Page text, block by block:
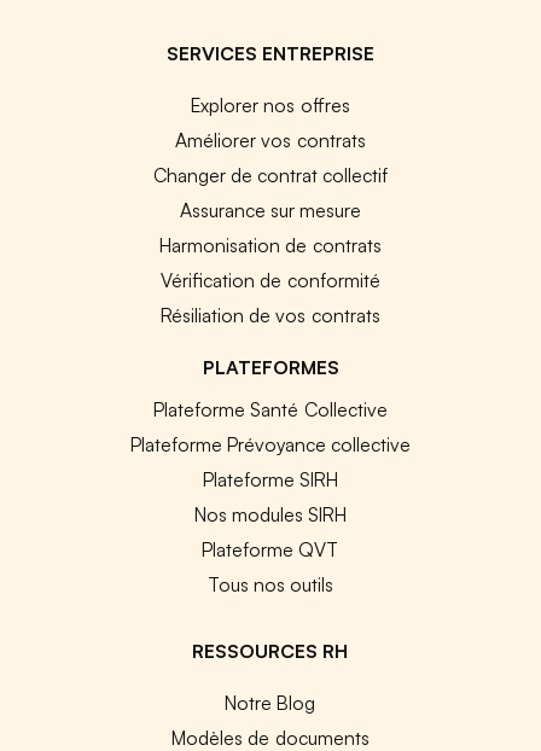
SERVICES ENTREPRISE
Explorer nos offres
Améliorer vos contrats
Changer de contrat collectif
Assurance sur mesure
Harmonisation de contrats
Vérification de conformité
Résiliation de vos contrats
PLATEFORMES
Plateforme Santé Collective
Plateforme Prévoyance collective
Plateforme SIRH
Nos modules SIRH
Plateforme QVT
Tous nos outils
RESSOURCES RH
Notre Blog
Modèles de documents